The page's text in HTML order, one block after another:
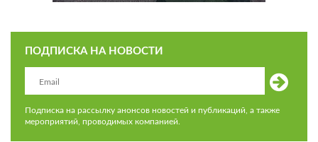
ПОДПИСКА НА НОВОСТИ
Подписка на рассылку анонсов новостей и публикаций, а также
мероприятий, проводимых компанией.